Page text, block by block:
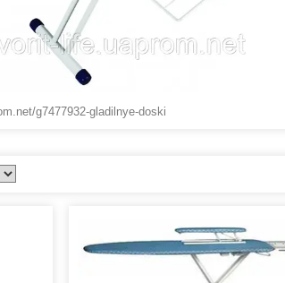
g7477932-gladilnye-doski